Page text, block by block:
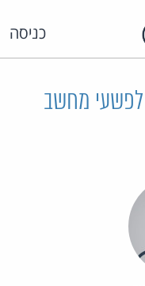
כניסה
לפשעי מחשב